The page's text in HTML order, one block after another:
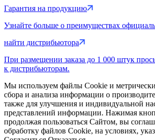
Гарантия на продукцию
Узнайте больше о преимуществах
найти дистрибьютора
При размещении заказа до 1 000 штук
к дистрибьюторам.
Мы используем файлы Cookie и
сбора и анализа информации о
также для улучшения и индивидуальной
представлений информации. Нажимая
продолжая пользоваться Сайтом, вы
обработку файлов Cookie, на условиях,